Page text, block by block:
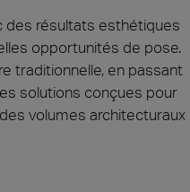
des résultats esthétiques
opportunités de pose.
traditionnelle, en passant
solutions conçues pour
volumes architecturaux